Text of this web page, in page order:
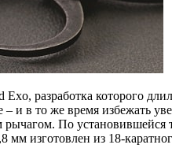
разработка которого
и в то же время избежать
По
изготовлен из 18-